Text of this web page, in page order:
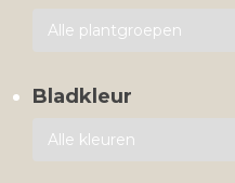
Bladkleur